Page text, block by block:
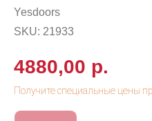
Yesdoors
SKU: 21933
4880,00 р.